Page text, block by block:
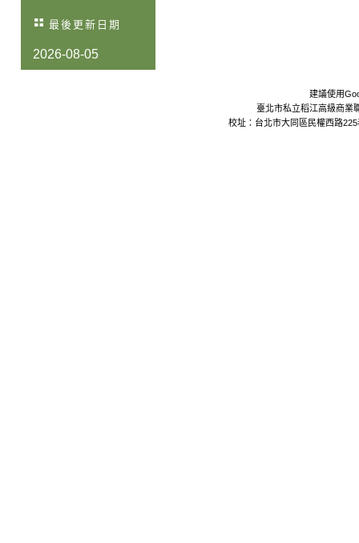
最後更新日期
2026-08-05
建議使用
臺北市私立稻江高級商業
校址：台北市大同區民權西路